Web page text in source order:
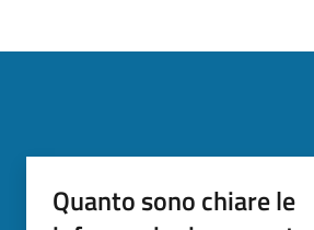
Quanto sono chiare le